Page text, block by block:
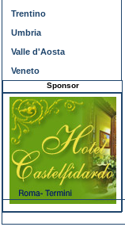
Trentino
Umbria
Valle d'Aosta
Veneto
Sponsor